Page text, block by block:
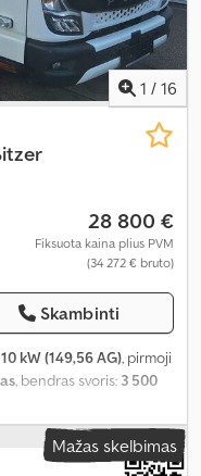
1 / 16
28 800 €
Fiksuota kaina plius PVM
(34 272 € bruto)
Skambinti
kW (149,56 AG), pirmoji
, bendras svoris: 3 500
ilgis:3 250 mm,
erdvės aukštis:400 mm,
Mažas skelbimas